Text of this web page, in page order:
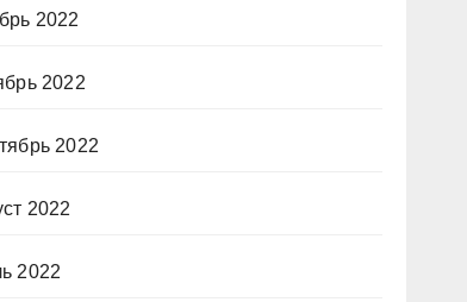
2022
2022
2022
2022
2022